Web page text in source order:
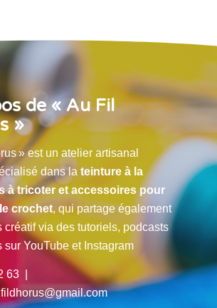
de « Au Fil
»
» est un atelier artisanal
dans la teinture à la
à tricoter et accessoires pour
crochet, qui partage également
créatif via des tutoriels, podcasts
sur YouTube et Instagram
63 |